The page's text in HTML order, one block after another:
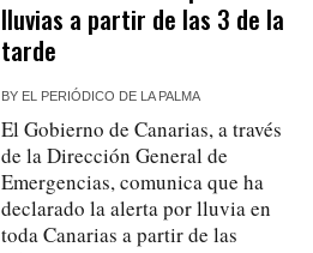
lluvias a partir de las 3 de la
tarde
BY EL PERIÓDICO DE LA PALMA
El Gobierno de Canarias, a través
de la Dirección General de
Emergencias, comunica que ha
declarado la alerta por lluvia en
toda Canarias a partir de las